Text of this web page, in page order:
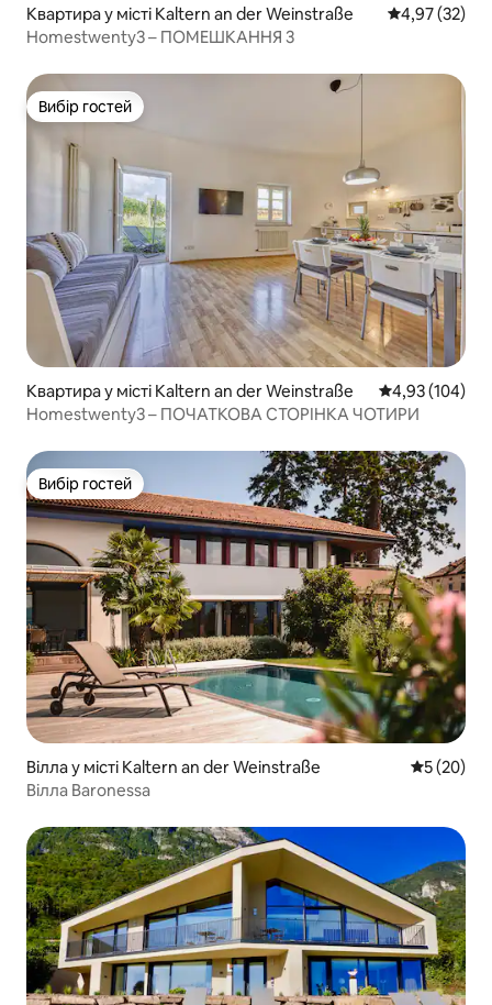
Квартира у місті Kaltern an der Weinstraße Середня
4,97 (32)
Homestwenty3 – ПОМЕШКАННЯ 3
Вибір гостей
Вибір гостей
Квартира у місті Kaltern an der Weinstraße Середня
4,93 (104)
Homestwenty3 – ПОЧАТКОВА СТОРІНКА ЧОТИРИ
Вибір гостей
Вибір гостей
Вілла у місті Kaltern an der Weinstraße Середня
5 (20)
Вілла Baronessa